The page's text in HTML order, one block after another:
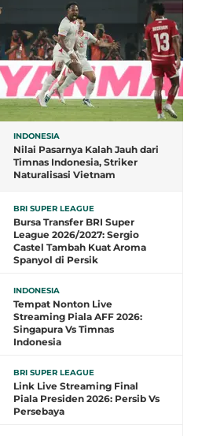
INDONESIA
Nilai Pasarnya Kalah Jauh dari
Timnas Indonesia, Striker
Naturalisasi Vietnam
BRI SUPER LEAGUE
Bursa Transfer BRI Super
League 2026/2027: Sergio
Castel Tambah Kuat Aroma
Spanyol di Persik
INDONESIA
Tempat Nonton Live
Streaming Piala AFF 2026:
Singapura Vs Timnas
Indonesia
BRI SUPER LEAGUE
Link Live Streaming Final
Piala Presiden 2026: Persib Vs
Persebaya